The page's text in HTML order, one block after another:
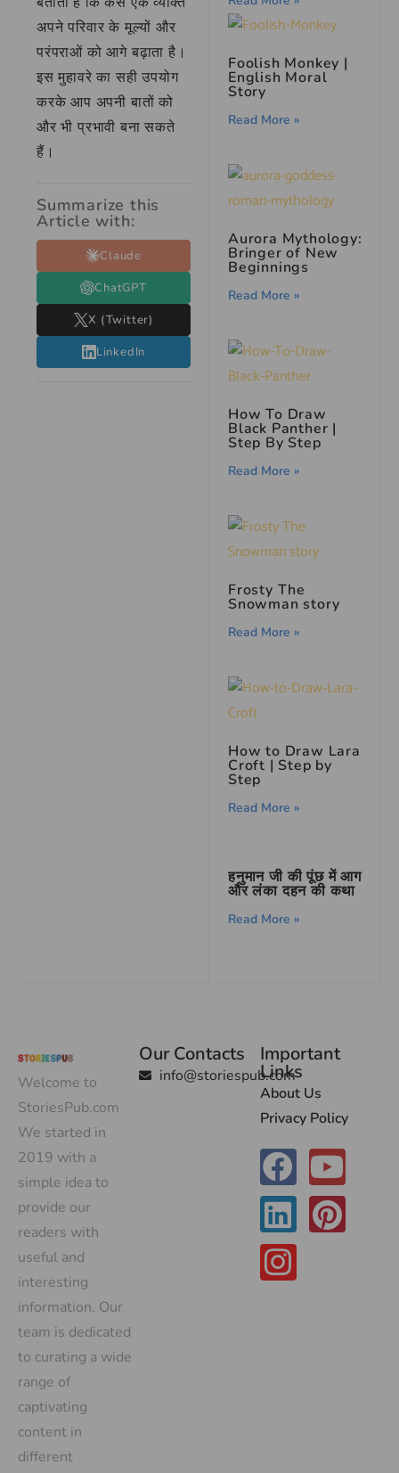
अपने परिवार के मूल्यों और
परंपराओं को आगे बढ़ाता है।
इस मुहावरे का सही उपयोग
करके आप अपनी बातों को
और भी प्रभावी बना सकते
हैं।
Summarize this
Article with:
Claude
ChatGPT
X (Twitter)
LinkedIn
Foolish Monkey |
English Moral
Story
Read More »
Aurora Mythology:
Bringer of New
Beginnings
Read More »
How To Draw
Black Panther |
Step By Step
Read More »
Frosty The
Snowman story
Read More »
How to Draw Lara
Croft | Step by
Step
Read More »
हनुमान जी की पूंछ में आग
और लंका दहन की कथा
Read More »
Welcome to
StoriesPub.com
We started in
2019 with a
simple idea to
provide our
readers with
useful and
interesting
information. Our
team is dedicated
to curating a wide
range of
captivating
content in
different
Our Contacts
info@storiespub.com
Important
Links
About Us
Privacy Policy